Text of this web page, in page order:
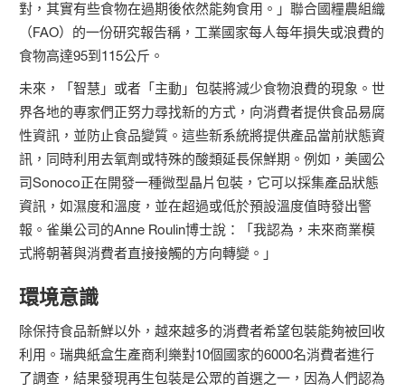
對，其實有些食物在過期後依然能夠食用。」聯合國糧農組織
（FAO）的一份研究報告稱，工業國家每人每年損失或浪費的
食物高達95到115公斤。
未來，「智慧」或者「主動」包裝將減少食物浪費的現象。世
界各地的專家們正努力尋找新的方式，向消費者提供食品易腐
性資訊，並防止食品變質。這些新系統將提供產品當前狀態資
訊，同時利用去氧劑或特殊的酸類延長保鮮期。例如，美國公
司Sonoco正在開發一種微型晶片包裝，它可以採集產品狀態
資訊，如濕度和溫度，並在超過或低於預設溫度值時發出警
報。雀巢公司的Anne Roulin博士說：「我認為，未來商業模
式將朝著與消費者直接接觸的方向轉變。」
環境意識
除保持食品新鮮以外，越來越多的消費者希望包裝能夠被回收
利用。瑞典紙盒生產商利樂對10個國家的6000名消費者進行
了調查，結果發現再生包裝是公眾的首選之一，因為人們認為